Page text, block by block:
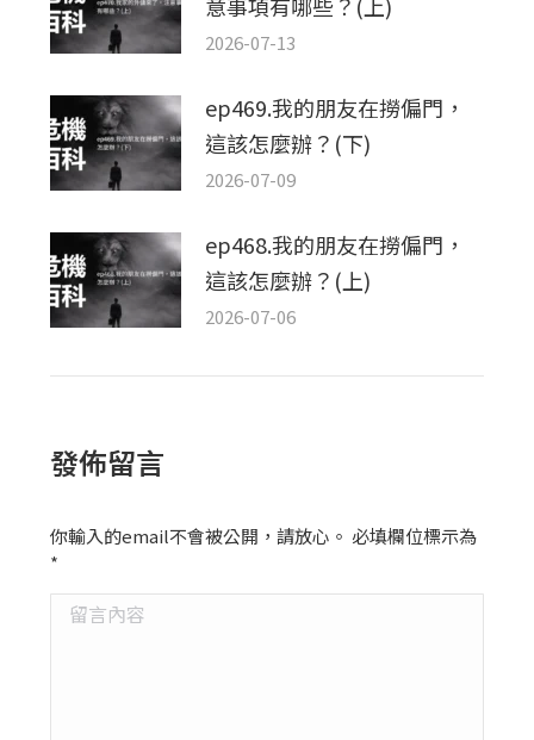
2026-07-13
ep469.我的朋友在撈偏門，
這該怎麼辦？(下)
2026-07-09
ep468.我的朋友在撈偏門，
這該怎麼辦？(上)
2026-07-06
發佈留言
你輸入的email不會被公開，請放心。 必填欄位標示為
*
留言內容